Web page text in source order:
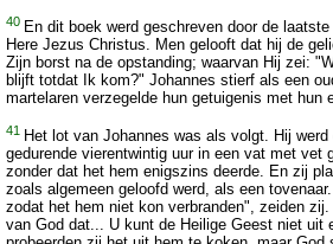
40 En dit boek werd geschreven door de
Here Jezus Christus. Men gelooft dat hij de
Zijn borst na de opstanding; waarvan Hij zei:
blijft totdat Ik kom?" Johannes stierf als een
martelaren verzegelde hun getuigenis met hun
41 Het lot van Johannes was als volgt. Hij
gedurende vierentwintig uur in een vat met vet
zonder dat het hem enigszins deerde. En zij
zoals algemeen geloofd werd, als een
zodat het hem niet kon verbranden", zeiden
van God dat... U kunt de Heilige Geest niet uit